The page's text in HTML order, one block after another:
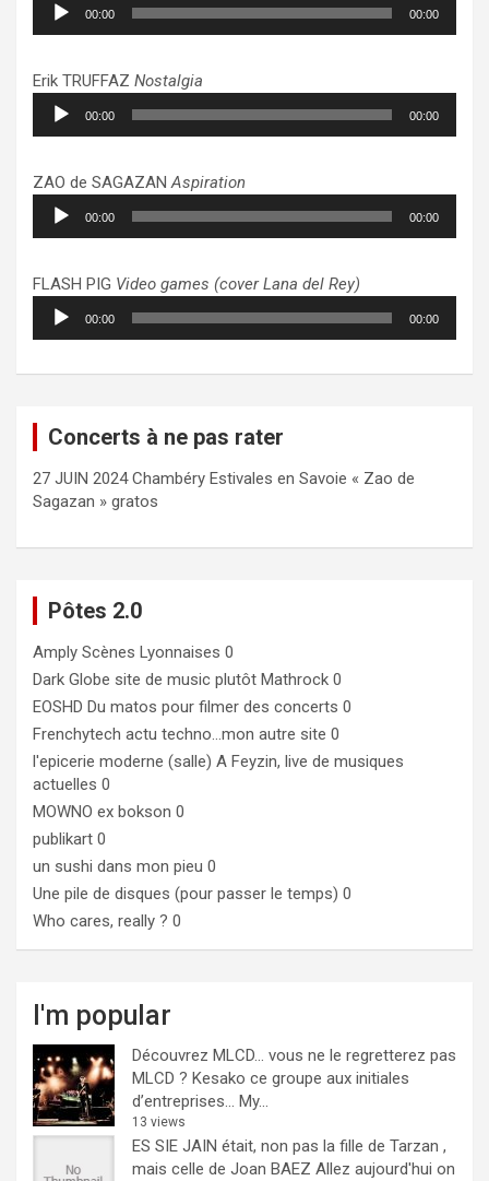
audio
00:00 00:00
Erik TRUFFAZ Nostalgia
Lecteur
audio
00:00 00:00
ZAO de SAGAZANAspiration
Lecteur
audio
00:00 00:00
FLASH PIG Video games (cover Lana del Rey)
Lecteur
audio
00:00 00:00
Concerts à ne pas rater
27 JUIN 2024 Chambéry Estivales en Savoie « Zao de
Sagazan » gratos
Pôtes 2.0
Amply Scènes Lyonnaises 0
Dark Globe site de music plutôt Mathrock 0
EOSHD Du matos pour filmer des concerts 0
Frenchytech actu techno…mon autre site 0
l'epicerie moderne (salle) A Feyzin, live de musiques
actuelles 0
MOWNO ex bokson 0
publikart 0
un sushi dans mon pieu 0
Une pile de disques (pour passer le temps) 0
Who cares, really ? 0
I'm popular
Découvrez MLCD… vous ne le regretterez pas
MLCD ? Kesako ce groupe aux initiales
d’entreprises… My...
13 views
ES SIE JAIN était, non pas la fille de Tarzan ,
mais celle de Joan BAEZ Allez aujourd'hui on